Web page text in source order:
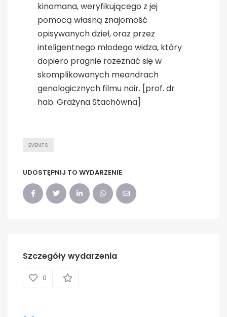
kinomana, weryfikującego z jej
pomocą własną znajomość
opisywanych dzieł, oraz przez
inteligentnego młodego widza, który
dopiero pragnie rozeznać się w
skomplikowanych meandrach
genologicznych filmu noir. [prof. dr
hab. Grażyna Stachówna]
EVENTS
UDOSTĘPNIJ TO WYDARZENIE
Szczegóły wydarzenia
0